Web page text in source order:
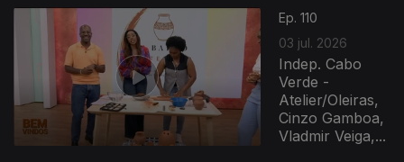
Ep. 110
03 jul. 2026
Indep. Cabo
Verde -
Atelier/Oleiras,
Cinzo Gamboa,
Vladmir Veiga,...